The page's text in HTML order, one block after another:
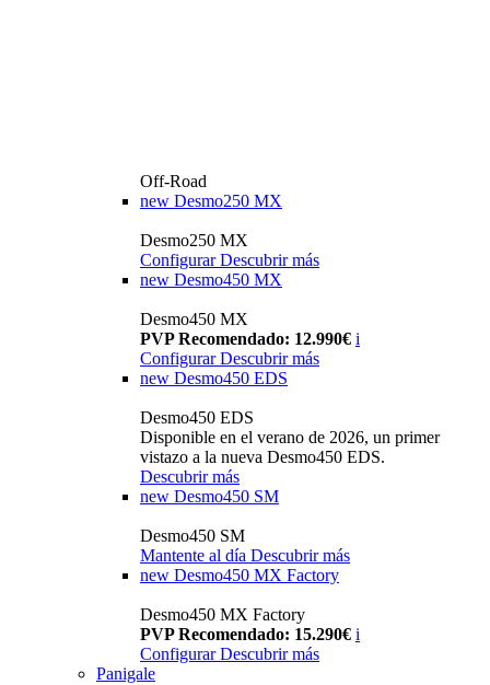
Off-Road
new Desmo250 MX
Desmo250 MX
Configurar Descubrir más
new Desmo450 MX
Desmo450 MX
PVP Recomendado: 12.990€ i
Configurar Descubrir más
new Desmo450 EDS
Desmo450 EDS
Disponible en el verano de 2026, un primer
vistazo a la nueva Desmo450 EDS.
Descubrir más
new Desmo450 SM
Desmo450 SM
Mantente al día Descubrir más
new Desmo450 MX Factory
Desmo450 MX Factory
PVP Recomendado: 15.290€ i
Configurar Descubrir más
Panigale